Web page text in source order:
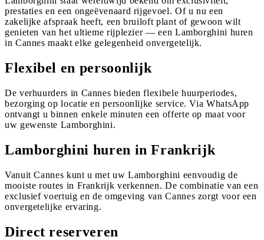
prestaties en een ongeëvenaard rijgevoel. Of u nu een
zakelijke afspraak heeft, een bruiloft plant of gewoon wilt
genieten van het ultieme rijplezier — een Lamborghini huren
in Cannes maakt elke gelegenheid onvergetelijk.
Flexibel en persoonlijk
De verhuurders in Cannes bieden flexibele huurperiodes,
bezorging op locatie en persoonlijke service. Via WhatsApp
ontvangt u binnen enkele minuten een offerte op maat voor
uw gewenste Lamborghini.
Lamborghini huren in Frankrijk
Vanuit Cannes kunt u met uw Lamborghini eenvoudig de
mooiste routes in Frankrijk verkennen. De combinatie van een
exclusief voertuig en de omgeving van Cannes zorgt voor een
onvergetelijke ervaring.
Direct reserveren